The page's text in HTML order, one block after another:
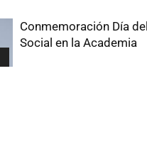
Conmemoración Día
Social en la Academia